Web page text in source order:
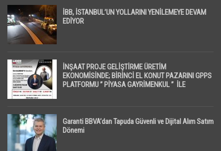
İBB, İSTANBUL’UN YOLLARINI YENİLEMEYE DEVAM
EDİYOR
İNŞAAT PROJE GELİŞTİRME ÜRETİM
EKONOMİSİNDE; BİRİNCİ EL KONUT PAZARINI GPPS
PLATFORMU ” PİYASA GAYRİMENKUL ” İLE
Garanti BBVA’dan Tapuda Güvenli ve Dijital Alım Satım
Dönemi